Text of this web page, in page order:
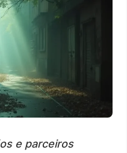
e parceiros